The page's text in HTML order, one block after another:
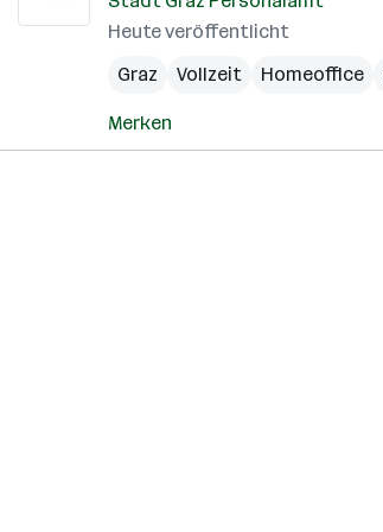
Heute veröffentlicht
Graz
Vollzeit Homeoffice
Merken